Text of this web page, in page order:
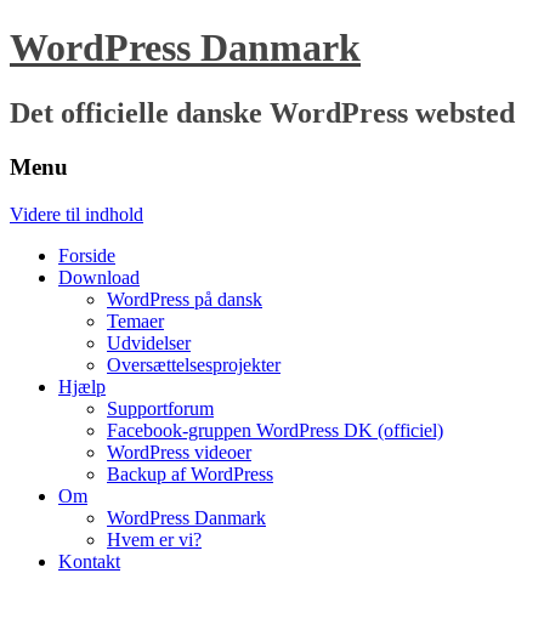
WordPress Danmark
Det officielle danske WordPress websted
Menu
Videre til indhold
Forside
Download
WordPress på dansk
Temaer
Udvidelser
Oversættelsesprojekter
Hjælp
Supportforum
Facebook-gruppen WordPress DK (officiel)
WordPress videoer
Backup af WordPress
Om
WordPress Danmark
Hvem er vi?
Kontakt